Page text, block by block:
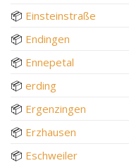
📦 Einsteinstraße
📦 Endingen
📦 Ennepetal
📦 erding
📦 Ergenzingen
📦 Erzhausen
📦 Eschweiler